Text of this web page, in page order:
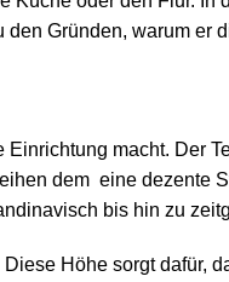
Gründen, warum er
macht. Der
dem eine dezente
bis hin zu
Höhe sorgt dafür,